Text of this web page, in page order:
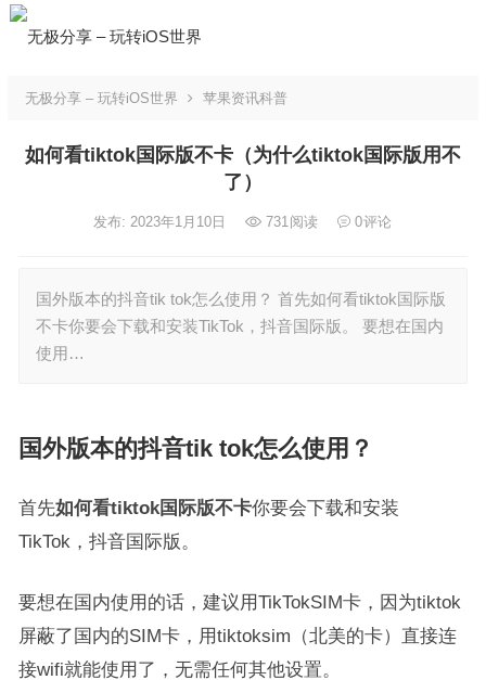
无极分享 – 玩转iOS世界 苹果资讯科普
如何看tiktok国际版不卡（为什么tiktok国际版用不
了）
发布: 2023年1月10日 731阅读 0评论
国外版本的抖音tik tok怎么使用？ 首先如何看tiktok国际版
不卡你要会下载和安装TikTok，抖音国际版。 要想在国内
使用…
国外版本的抖音tik tok怎么使用？
首先如何看tiktok国际版不卡你要会下载和安装
TikTok，抖音国际版。
要想在国内使用的话，建议用TikTokSIM卡，因为tiktok
屏蔽了国内的SIM卡，用tiktoksim（北美的卡）直接连
接wifi就能使用了，无需任何其他设置。